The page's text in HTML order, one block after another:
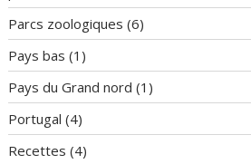
Parcs zoologiques (6)
Pays bas (1)
Pays du Grand nord (1)
Portugal (4)
Recettes (4)